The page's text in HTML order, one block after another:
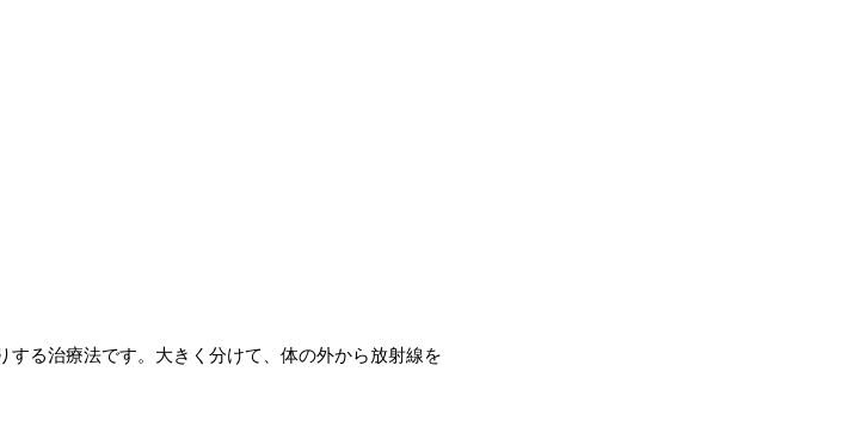
る治療法です。大きく分けて、体の外から放射線を